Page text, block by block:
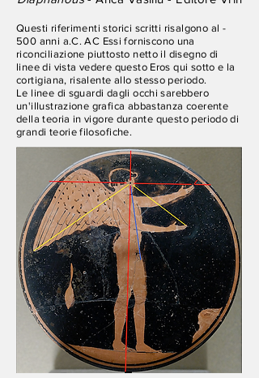
Questi riferimenti storici scritti risalgono al -
500 anni a.C. AC Essi forniscono una
riconciliazione piuttosto netto il disegno di
linee di vista vedere questo Eros qui sotto e la
cortigiana, risalente allo stesso periodo.
Le linee di sguardi dagli occhi sarebbero
un'illustrazione grafica abbastanza coerente
della teoria in vigore durante questo periodo di
grandi teorie filosofiche.